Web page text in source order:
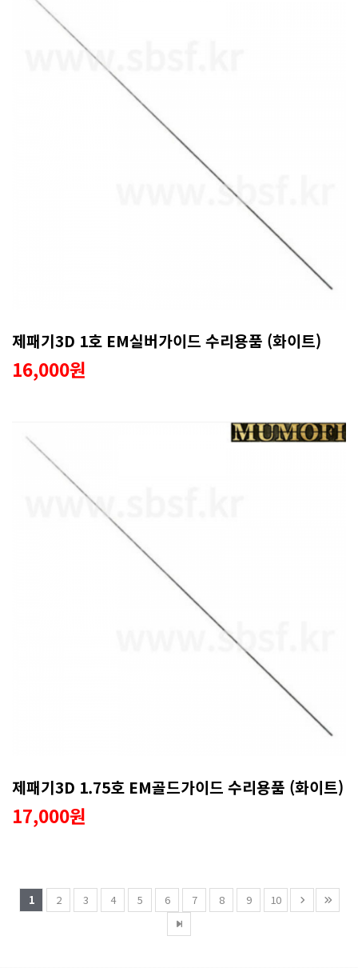
제패기3D 1호 EM실버가이드 수리용품 (화이트)
16,000원
제패기3D 1.75호 EM골드가이드 수리용품 (화이트)
17,000원
1 2 3 4 5 6 7 8 9 10